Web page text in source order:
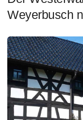
Weyerbusch